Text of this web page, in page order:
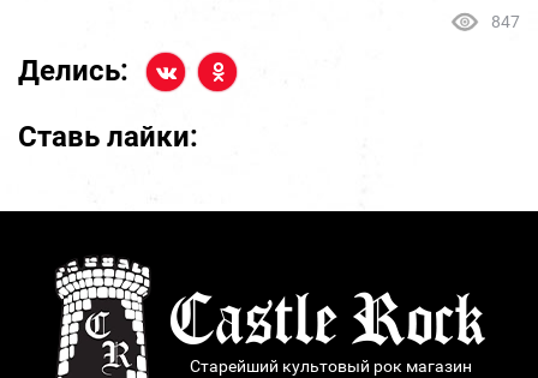
847
Делись:
Ставь лайки:
Старейший культовый рок магазин